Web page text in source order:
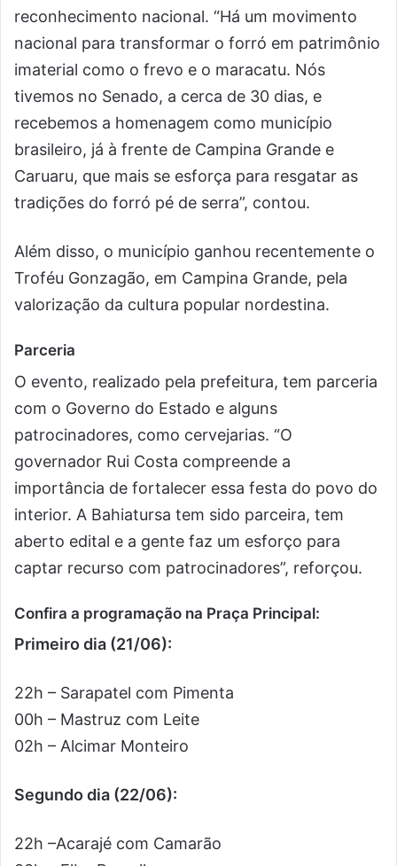
reconhecimento nacional. “Há um movimento
nacional para transformar o forró em patrimônio
imaterial como o frevo e o maracatu. Nós
tivemos no Senado, a cerca de 30 dias, e
recebemos a homenagem como município
brasileiro, já à frente de Campina Grande e
Caruaru, que mais se esforça para resgatar as
tradições do forró pé de serra”, contou.
Além disso, o município ganhou recentemente o
Troféu Gonzagão, em Campina Grande, pela
valorização da cultura popular nordestina.
Parceria
O evento, realizado pela prefeitura, tem parceria
com o Governo do Estado e alguns
patrocinadores, como cervejarias. “O
governador Rui Costa compreende a
importância de fortalecer essa festa do povo do
interior. A Bahiatursa tem sido parceira, tem
aberto edital e a gente faz um esforço para
captar recurso com patrocinadores”, reforçou.
Confira a programação na Praça Principal:
Primeiro dia (21/06):
22h – Sarapatel com Pimenta
00h – Mastruz com Leite
02h – Alcimar Monteiro
Segundo dia (22/06):
22h –Acarajé com Camarão